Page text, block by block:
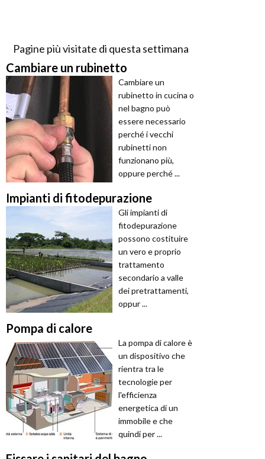
Pagine più visitate di questa settimana
Cambiare un rubinetto
Cambiare un
rubinetto in cucina o
nel bagno può
essere necessario
perché i vecchi
rubinetti non
funzionano più,
oppure perché ...
Impianti di fitodepurazione
Gli impianti di
fitodepurazione
possono costituire
un vero e proprio
trattamento
secondario a valle
dei pretrattamenti,
oppur ...
Pompa di calore
La pompa di calore è
un dispositivo che
rientra tra le
tecnologie per
l'efficienza
energetica di un
immobile e che
quindi per ...